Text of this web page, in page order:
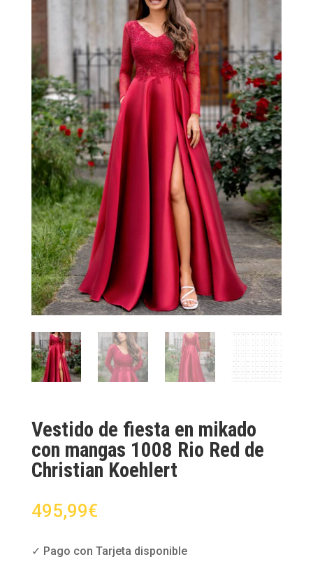
Vestido de fiesta en mikado
con mangas 1008 Rio Red de
Christian Koehlert
495,99€
✓ Pago con Tarjeta disponible